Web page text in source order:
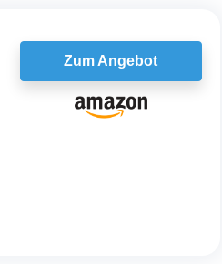
Zum Angebot